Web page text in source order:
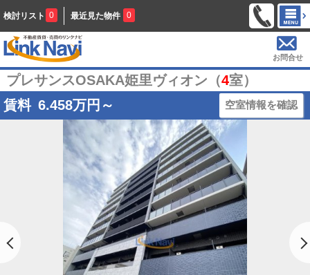
検討リスト 0 最近見た物件 0
お問合せ
プレサンスOSAKA姫里ヴィオン（4室）
賃料 6.458万円～ 空室情報を確認